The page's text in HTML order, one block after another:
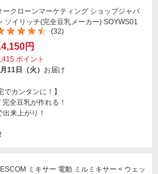
ークローンマーケティング ショップジャパ
ソイリッチ(完全豆乳メーカー) SOYWS01
(32)
円
ポイント
11日（火） お届け
でカンタンに！】
全豆乳が作れる！
来上がり！
ミキサー 電動 ミルミキサー < ウェッ